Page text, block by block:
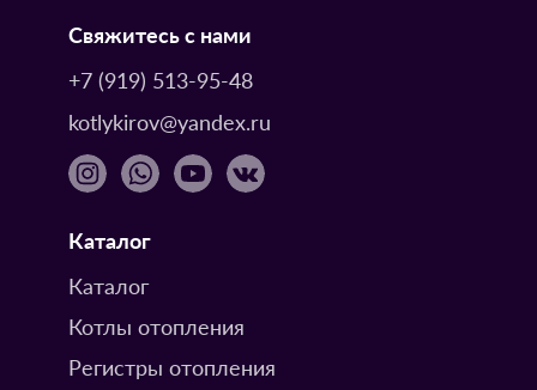
Свяжитесь с нами
+7 (919) 513-95-48
kotlykirov@yandex.ru
Каталог
Каталог
Котлы отопления
Регистры отопления